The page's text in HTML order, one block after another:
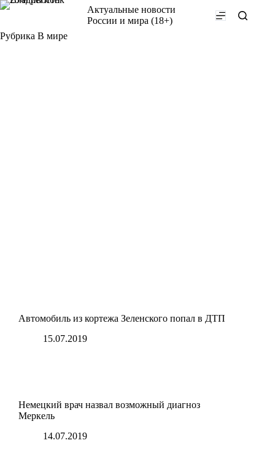
Перейти
Актуальные новости
России и мира (18+)
Рубрика В мире
Автомобиль из кортежа Зеленского попал в ДТП
15.07.2019
Немецкий врач назвал возможный диагноз
Меркель
14.07.2019